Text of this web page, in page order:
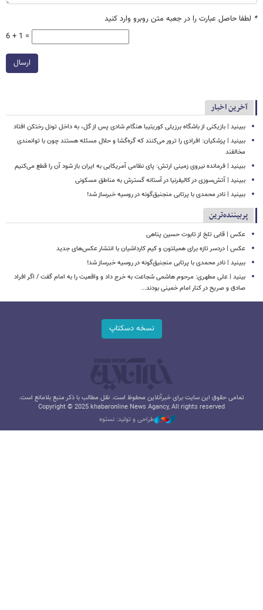
* لطفا حاصل عبارت را در جعبه متن روبرو وارد کنید
6 + 1 =
ارسال
آخرین اخبار
ببینید | بازیکنی از باشگاه برزیلی کوریتیبا هنگام شادی پس از گل، به داخل تونل رختکن افتاد
ببینید | پزشکیان: افرادی را ترور می‌کنند که گره‌گشا و حلال مسئله هستند چون با توانمندی
مخالفند
ببینید | فرمانده نیروی زمینی ارتش: پای نظامی آمریکایی به ایران باز شود آن را قطع می‌کنیم
ببینید | آتش‌سوزی در کالیفرنیا در آستانه گسترش به مناطق مسکونی
ببینید | نادر محمدی با پرتابی منجنیق‌گونه در روسیه خبرساز شد!
پربیننده‌ترین
عکس | قابی تلخ از تابوت حسین پناهی
عکس | دردسر تازه برای همیلتون و کیم کارداشیان با انتشار عکس‌های جدید
ببینید | نادر محمدی با پرتابی منجنیق‌گونه در روسیه خبرساز شد!
بینید | علی مطهری: مرحوم هاشمی شجاعت به خرج داد و واقعیت را به امام گفت / اگر افراد
صادق و صریح در کنار امام خمینی بودند...
نسخه دسکتاپ
تمامی حقوق این سایت برای خبرآنلاین محفوظ است. نقل مطالب با ذکر منبع بلامانع است.
Copyright © 2025 khabaronline News Agancy, All rights reserved
طراحی و تولید: نستوه